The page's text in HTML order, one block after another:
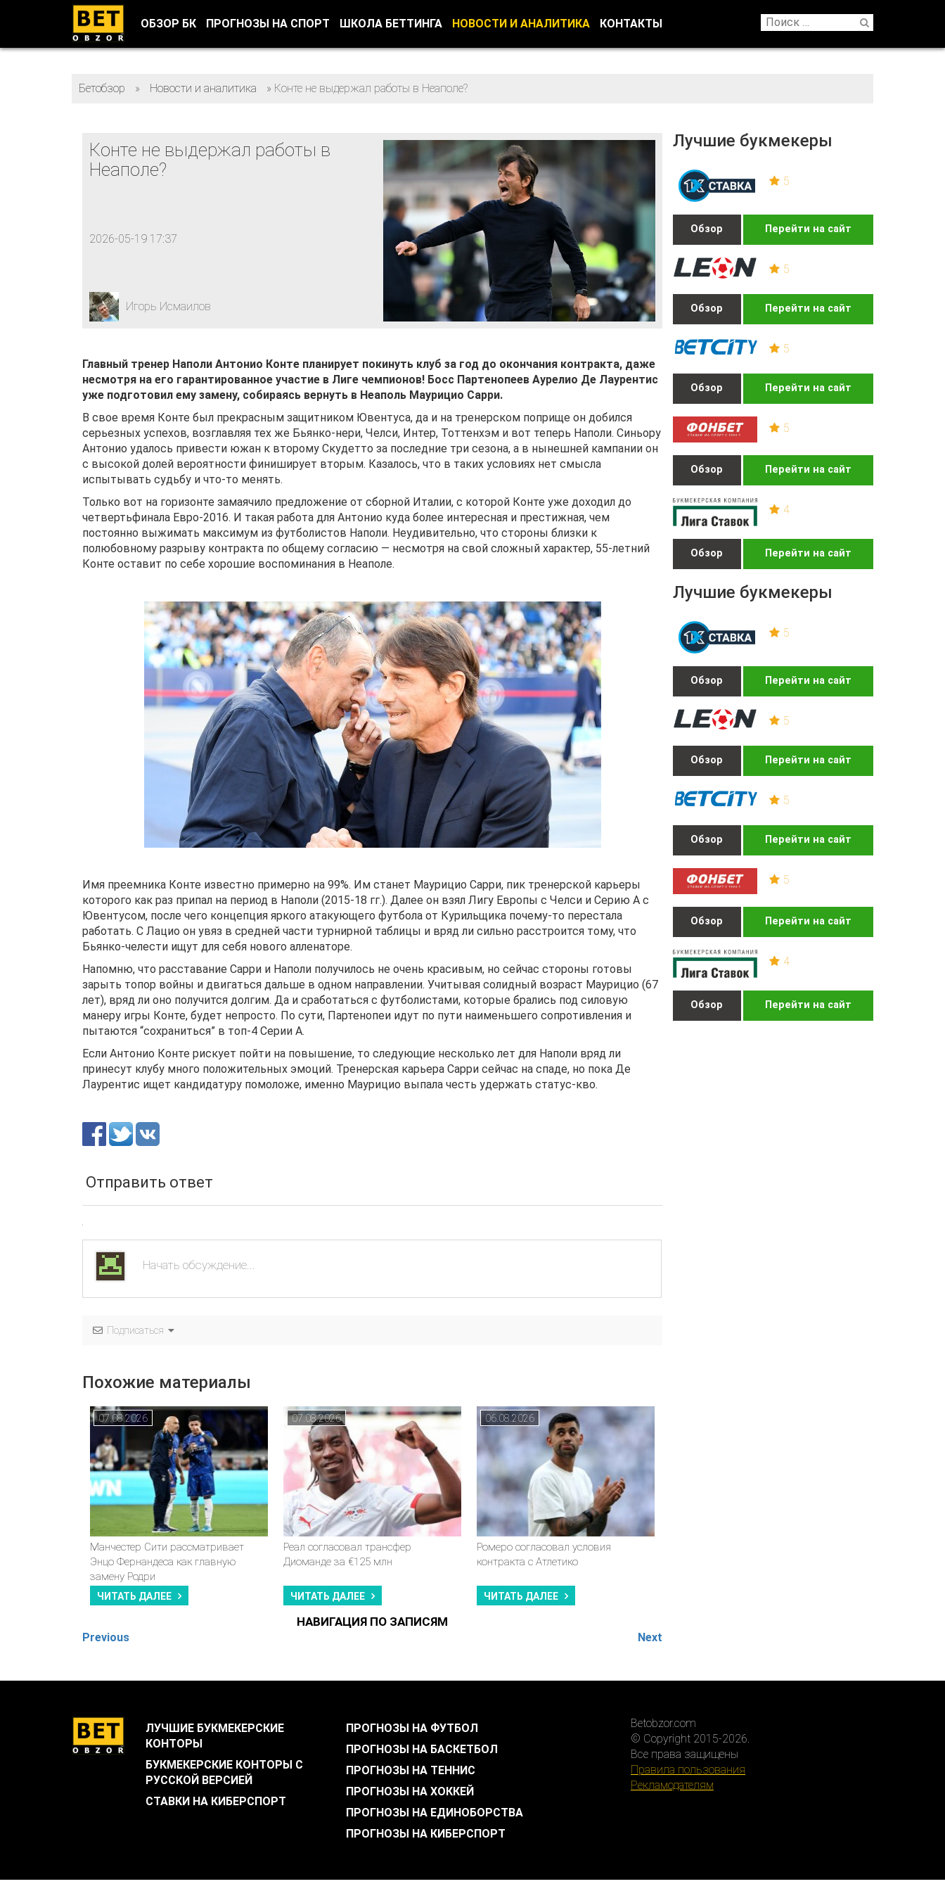
ОБЗОР БК ПРОГНОЗЫ НА СПОРТ ШКОЛА БЕТТИНГА НОВОСТИ И АНАЛИТИКА КОНТАКТЫ
Бетобзор » Новости и аналитика » Конте не выдержал работы в Неаполе?
Лучшие букмекеры
5
Обзор Перейти на сайт
5
Обзор Перейти на сайт
5
Обзор Перейти на сайт
5
Обзор Перейти на сайт
4
Обзор Перейти на сайт
Лучшие букмекеры
5
Обзор Перейти на сайт
5
Обзор Перейти на сайт
5
Обзор Перейти на сайт
5
Обзор Перейти на сайт
4
Обзор Перейти на сайт
Конте не выдержал работы в
Неаполе?
2026-05-19 17:37
Игорь Исмаилов
Главный тренер Наполи Антонио Конте планирует покинуть клуб за год до окончания контракта, даже
несмотря на его гарантированное участие в Лиге чемпионов! Босс Партенопеев Аурелио Де Лаурентис
уже подготовил ему замену, собираясь вернуть в Неаполь Маурицио Сарри.
В свое время Конте был прекрасным защитником Ювентуса, да и на тренерском поприще он добился
серьезных успехов, возглавляя тех же Бьянко-нери, Челси, Интер, Тоттенхэм и вот теперь Наполи. Синьору
Антонио удалось привести южан к второму Скудетто за последние три сезона, а в нынешней кампании он
с высокой долей вероятности финиширует вторым. Казалось, что в таких условиях нет смысла
испытывать судьбу и что-то менять.
Только вот на горизонте замаячило предложение от сборной Италии, с которой Конте уже доходил до
четвертьфинала Евро-2016. И такая работа для Антонио куда более интересная и престижная, чем
постоянно выжимать максимум из футболистов Наполи. Неудивительно, что стороны близки к
полюбовному разрыву контракта по общему согласию — несмотря на свой сложный характер, 55-летний
Конте оставит по себе хорошие воспоминания в Неаполе.
Имя преемника Конте известно примерно на 99%. Им станет Маурицио Сарри, пик тренерской карьеры
которого как раз припал на период в Наполи (2015-18 гг.). Далее он взял Лигу Европы с Челси и Серию А с
Ювентусом, после чего концепция яркого атакующего футбола от Курильщика почему-то перестала
работать. С Лацио он увяз в средней части турнирной таблицы и вряд ли сильно расстроится тому, что
Бьянко-челести ищут для себя нового алленаторе.
Напомню, что расставание Сарри и Наполи получилось не очень красивым, но сейчас стороны готовы
зарыть топор войны и двигаться дальше в одном направлении. Учитывая солидный возраст Маурицио (67
лет), вряд ли оно получится долгим. Да и сработаться с футболистами, которые брались под силовую
манеру игры Конте, будет непросто. По сути, Партенопеи идут по пути наименьшего сопротивления и
пытаются “сохраниться” в топ-4 Серии А.
Если Антонио Конте рискует пойти на повышение, то следующие несколько лет для Наполи вряд ли
принесут клубу много положительных эмоций. Тренерская карьера Сарри сейчас на спаде, но пока Де
Лаурентис ищет кандидатуру помоложе, именно Маурицио выпала честь удержать статус-кво.
Отправить ответ
Подписаться
Похожие материалы
07.08.2026
Манчестер Сити рассматривает
Энцо Фернандеса как главную
замену Родри
ЧИТАТЬ ДАЛЕЕ
07.08.2026
Реал согласовал трансфер
Диоманде за €125 млн
ЧИТАТЬ ДАЛЕЕ
06.08.2026
Ромеро согласовал условия
контракта с Атлетико
ЧИТАТЬ ДАЛЕЕ
НАВИГАЦИЯ ПО ЗАПИСЯМ
Previous Next
ЛУЧШИЕ БУКМЕКЕРСКИЕ
КОНТОРЫ
БУКМЕКЕРСКИЕ КОНТОРЫ С
РУССКОЙ ВЕРСИЕЙ
СТАВКИ НА КИБЕРСПОРТ
ПРОГНОЗЫ НА ФУТБОЛ
ПРОГНОЗЫ НА БАСКЕТБОЛ
ПРОГНОЗЫ НА ТЕННИС
ПРОГНОЗЫ НА ХОККЕЙ
ПРОГНОЗЫ НА ЕДИНОБОРСТВА
ПРОГНОЗЫ НА КИБЕРСПОРТ
Betobzor.com
© Copyright 2015-2026.
Все права защищены
Правила пользования
Рекламодателям